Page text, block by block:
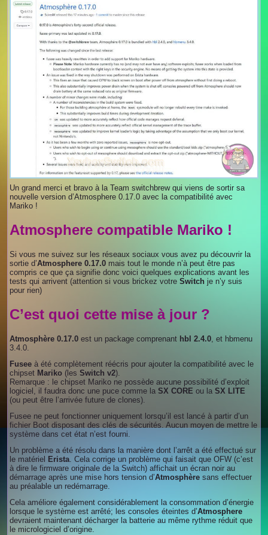
Un grand merci et bravo à la Team switchbrew qui viens de sortir sa
nouvelle version d’Atmosphere 0.17.0 avec la compatibilité avec
Mariko !
Atmosphere compatible Mariko !
Si vous me suivez sur les réseaux sociaux vous avez pu découvrir la
sortie d’Atmosphere 0.17.0 mais tout le monde n’à peut être pas
compris ce que ça signifie donc voici quelques explications avant les
tests qui arrivent (attention si vous brickez votreSwitchje n’y suis
pour rien)
C’est quoi cette mise à jour ?
Atmosphère 0.17.0 est un package comprenant hbl 2.4.0, et hbmenu
3.4.0.
Fuseeà été complètement réécris pour ajouter la compatibilité avec le
chipset Mariko (lesSwitch v2).
Remarque : le chipset Mariko ne possède aucune possibilité d’exploit
logiciel, il faudra donc une puce comme laSX CORE ou laSX LITE
(ou peut être l’arrivée future de clones).
Fusee ne peut fonctionner uniquement lorsqu’il est lancé à partir d’un
fichier Boot disposant des clés de sécurités. Aucun moyen de mettre le
système dans cet état n’est fourni.
Un problème a été résolu dans la manière dont l’arrêt a été effectué sur
le matériel Erista. Cela corrige un problème qui faisait que OFW (c’est
à dire le firmware originale de la Switch) affichait un écran noir au
démarrage après une mise hors tension d’Atmosphère sans effectuer
au préalable un redémarrage.
Cela améliore également considérablement la consommation d’énergie
lorsque le système est arrêté; les consoles éteintes d’Atmosphere
devraient maintenant décharger la batterie au même rythme réduit que
le micrologiciel d’origine.